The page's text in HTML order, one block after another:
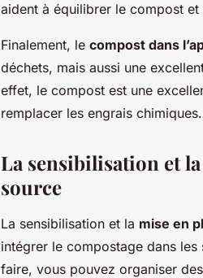
aident à équilibrer le compost
Finalement, le compost dans
déchets, mais aussi une
effet, le compost est une
remplacer les engrais chimiques.
La sensibilisation et
source
La sensibilisation et la mise en
intégrer le compostage dans
faire, vous pouvez organiser